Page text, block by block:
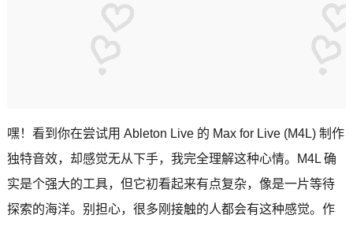
嘿！看到你在尝试用 Ableton Live 的 Max for Live (M4L) 制作
独特音效，却感觉无从下手，我完全理解这种心情。M4L 确
实是个强大的工具，但它初看起来有点复杂，像是一片等待
探索的海洋。别担心，很多刚接触的人都会有这种感觉。作